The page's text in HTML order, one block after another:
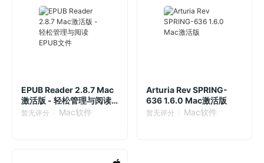
EPUB Reader 2.8.7 Mac
激活版 - 轻松管理与阅读
EPUB文件
暂无评分 Mac软件
Arturia Rev SPRING-
636 1.6.0 Mac激活版
暂无评分 Mac软件